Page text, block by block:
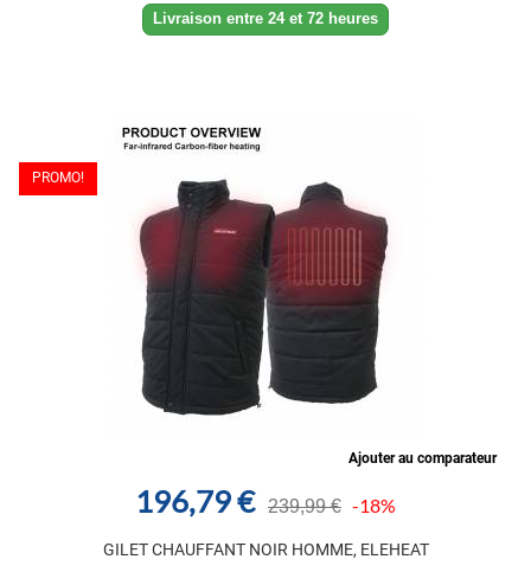
Livraison entre 24 et 72 heures
PROMO!
Ajouter au comparateur
196,79 € 239,99 € -18%
GILET CHAUFFANT NOIR HOMME, ELEHEAT